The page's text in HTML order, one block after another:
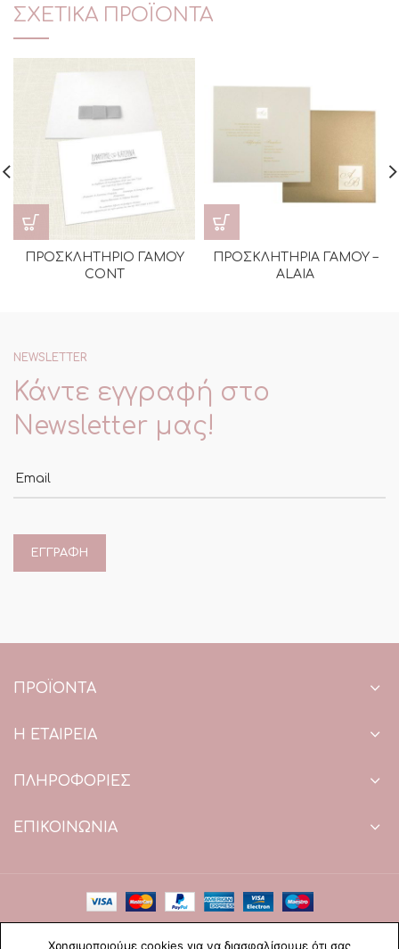
ΣΧΕΤΙΚΆ ΠΡΟΪΌΝΤΑ
ΠΡΟΣΚΛΗΤΗΡΙΟ ΓΑΜΟΥ
CONT
ΠΡΟΣΚΛΗΤΗΡΙΑ ΓΑΜΟΥ –
ALAIA
NEWSLETTER
Κάντε εγγραφή στο
Newsletter μας!
ΠΡΟΪΌΝΤΑ
Η ΕΤΑΙΡΕΙΑ
ΠΛΗΡΟΦΟΡΙΕΣ
ΕΠΙΚΟΙΝΩΝΙΑ
Web Design & development by web-idea.gr
Χρησιμοποιούμε cookies για να διασφαλίσουμε ότι σας